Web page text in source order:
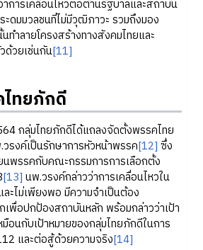
การเคลื่อนไหวต่อต้านรัฐบาลและสถาบัน
ดมมวลชนที่ไม่มีวุฒิภาวะ รวมถึงมอง
ทำลายโครงสร้างทางสังคมไทยและ
ด้วยเช่นกัน[11]
ทยภักดี
กลุ่มไทยภักดีได้แถลงจัดตั้งพรรคไทย
รงค์เป็นรักษาการหัวหน้าพรรค[12] ซึ่ง
นพรรคกับคณะกรรมการการเลือกตั้ง
[13] นพ.วรงค์กล่าวว่าการเคลื่อนไหวใน
ะไม่เพียงพอ มีความจำเป็นต้อง
เพื่อปกป้องสถาบันหลัก พร้อมกล่าวว่าเป้า
อนกับเป้าหมายของกลุ่มไทยภักดีในการ
และต่อสู้ด้วยความจริง[14]